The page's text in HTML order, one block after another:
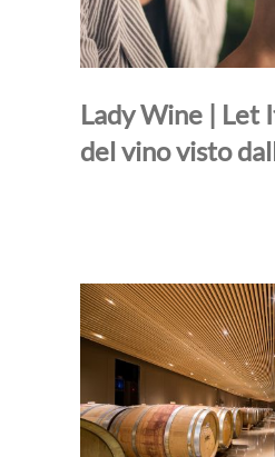
Lady Wine | Let
del vino visto